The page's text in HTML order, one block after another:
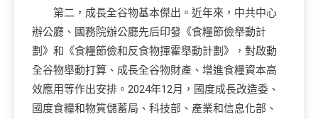
第二，成長全谷物基本傑出。近年來，中共中心
辦公廳、國務院辦公廳先后印發《食糧節儉舉動計
劃》和《食糧節儉和反食物揮霍舉動計劃》，對啟動
全谷物舉動打算、成長全谷物財產、增進食糧資本高
效應用等作出安排。2024年12月，國度成長改造委、
國度食糧和物質儲蓄局、科技部、產業和信息化部、